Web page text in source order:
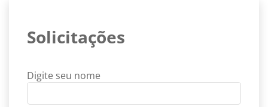
Solicitações
Digite seu nome